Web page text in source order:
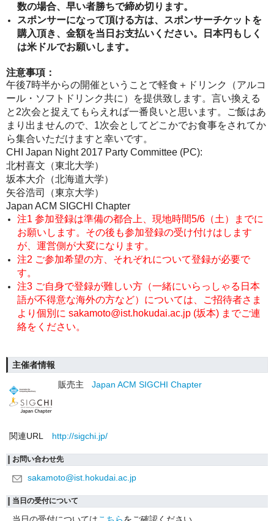
数の場合、早い者勝ちで締め切ります。
スポンサーになって頂ける方は、スポンサーチケットを
購入頂き、金額を当日お支払いください。日本円もしく
は米ドルでお願いします。
注意事項：
午後7時半からの開催ということで軽食＋ドリンク（アルコ
ール・ソフトドリンク共に）を提供致します。言い換える
と2次会と捉えてもらえれば一番良いと思います。ご飯はあ
まり出ませんので、1次会としてどこかでお食事をされてか
ら集合いただけますと幸いです。
CHI Japan Night 2017 Party Committee (PC):
北村喜文（東北大学）
坂本大介（北海道大学）
矢谷浩司（東京大学）
Japan ACM SIGCHI Chapter
注1 参加登録は準備の都合上、現地時間5/6（土）までに
お願いします。その後も参加登録の受け付けはします
が、運営側が大変になります。
注2 ご参加希望の方、それぞれについて登録が必要で
す。
注3 ご自身で登録が難しい方（一緒にいらっしゃる日本
語が不得意な海外の方など）については、ご招待者さま
より個別に sakamoto@ist.hokudai.ac.jp (坂本) までご連
絡をください。
主催者情報
販売主
Japan ACM SIGCHI Chapter
関連URL http://sigchi.jp/
お問い合わせ先
sakamoto@ist.hokudai.ac.jp
当日の受付について